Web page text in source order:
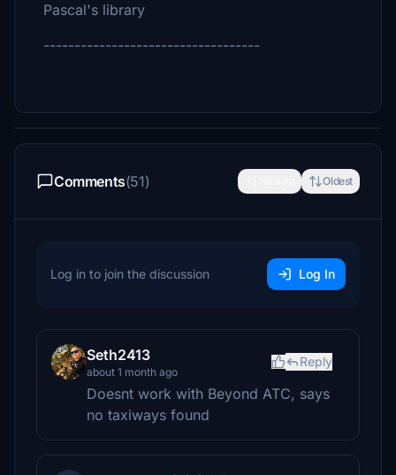
Pascal's library
-----------------------------------
Comments(51) Oldest
Log in to join the discussion Log In
Seth2413
about 1 month ago
Reply
Doesnt work with Beyond ATC, says
no taxiways found